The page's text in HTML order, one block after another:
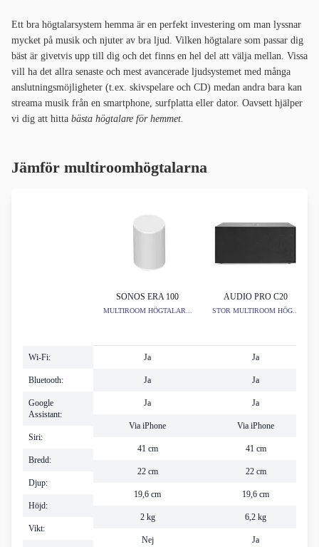
Ett bra högtalarsystem hemma är en perfekt investering om man lyssnar
mycket på musik och njuter av bra ljud. Vilken högtalare som passar dig
bäst är givetvis upp till dig och det finns en hel del att välja mellan. Vissa
vill ha det allra senaste och mest avancerade ljudsystemet med många
anslutningsmöjligheter (t.ex. skivspelare och CD) medan andra bara kan
streama musik från en smartphone, surfplatta eller dator. Oavsett hjälper
vi dig att hitta bästa högtalare för hemmet.
Jämför multiroomhögtalarna
Wi-Fi:
Bluetooth:
Google
Assistant:
Siri:
Bredd:
Djup:
Höjd:
Vikt:
SONOS ERA 100
MULTIROOM HÖGTALAR...
Ja
Ja
Ja
Via iPhone
41 cm
22 cm
19,6 cm
2 kg
Nej
AUDIO PRO C20
STOR MULTIROOM HÖG...
Ja
Ja
Ja
Via iPhone
41 cm
22 cm
19,6 cm
6,2 kg
Ja